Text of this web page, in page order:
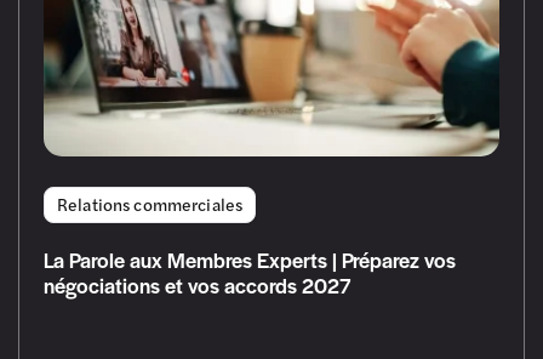
Relations commerciales
La Parole aux Membres Experts | Préparez vos
négociations et vos accords 2027